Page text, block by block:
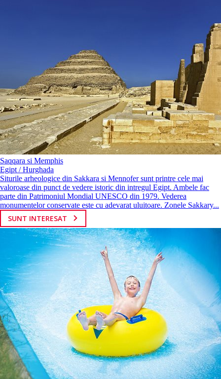
Saqqara si Memphis
Egipt / Hurghada
Siturile arheologice din Sakkara si Mennofer sunt printre cele mai
valoroase din punct de vedere istoric din intregul Egipt. Ambele fac
parte din Patrimoniul Mondial UNESCO din 1979. Vederea
monumentelor conservate este cu adevarat uluitoare. Zonele Sakkary...
SUNT INTERESAT